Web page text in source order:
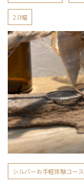
2.0幅
シルバーお手軽体験コース